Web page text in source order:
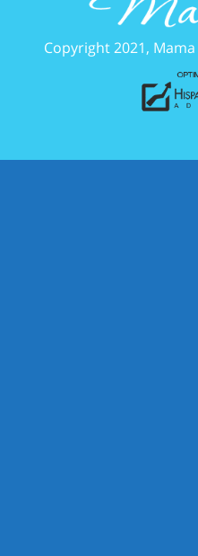
Copyright 2021, Mama